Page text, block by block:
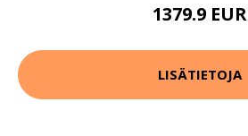
1379.9 EUR
LISÄTIETOJA